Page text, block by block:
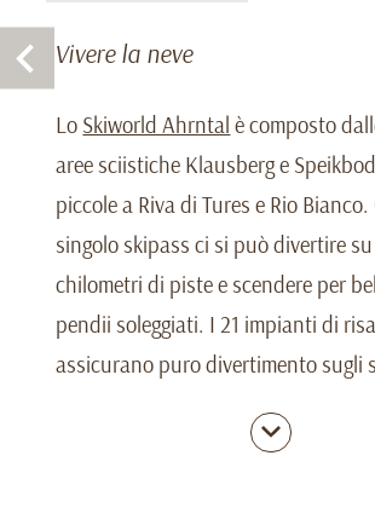
Vivere la neve
Lo Skiworld Ahrntal è composto
aree sciistiche Klausberg e
piccole a Riva di Tures e Rio
singolo skipass ci si può divertire
chilometri di piste e scendere per
pendii soleggiati. I 21 impianti di
assicurano puro divertimento sugli
Perciò, l’area sciistica è perfetta